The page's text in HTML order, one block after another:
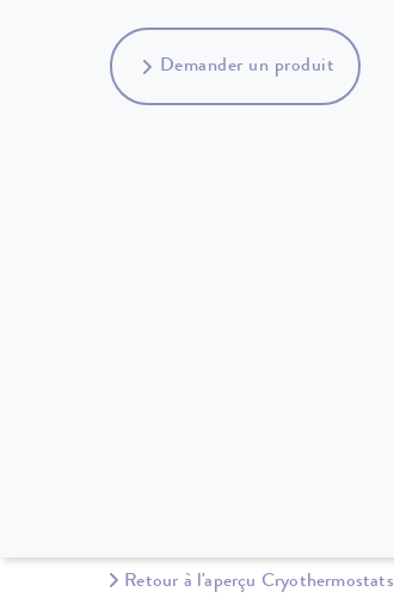
Demander un produit
Retour à l'aperçu Cryothermostats